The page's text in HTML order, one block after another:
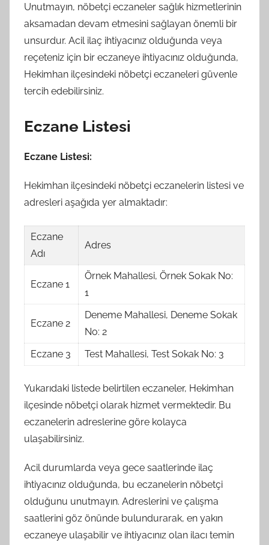
Unutmayın, nöbetçi eczaneler sağlık hizmetlerinin
aksamadan devam etmesini sağlayan önemli bir
unsurdur. Acil ilaç ihtiyacınız olduğunda veya
reçeteniz için bir eczaneye ihtiyacınız olduğunda,
Hekimhan ilçesindeki nöbetçi eczaneleri güvenle
tercih edebilirsiniz.
Eczane Listesi
Eczane Listesi:
Hekimhan ilçesindeki nöbetçi eczanelerin listesi ve
adresleri aşağıda yer almaktadır:
Eczane
Adı
Adres
Eczane 1
Örnek Mahallesi, Örnek Sokak No:
1
Eczane 2
Deneme Mahallesi, Deneme Sokak
No: 2
Eczane 3
Test Mahallesi, Test Sokak No: 3
Yukarıdaki listede belirtilen eczaneler, Hekimhan
ilçesinde nöbetçi olarak hizmet vermektedir. Bu
eczanelerin adreslerine göre kolayca
ulaşabilirsiniz.
Acil durumlarda veya gece saatlerinde ilaç
ihtiyacınız olduğunda, bu eczanelerin nöbetçi
olduğunu unutmayın. Adreslerini ve çalışma
saatlerini göz önünde bulundurarak, en yakın
eczaneye ulaşabilir ve ihtiyacınız olan ilacı temin